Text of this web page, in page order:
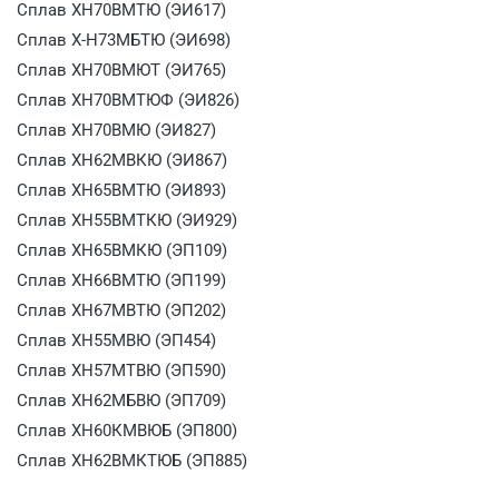
Сплав ХН70ВМТЮ (ЭИ617)
Сплав Х-Н73МБТЮ (ЭИ698)
Сплав ХН70ВМЮТ (ЭИ765)
Сплав ХН70ВМТЮФ (ЭИ826)
Сплав ХН70ВМЮ (ЭИ827)
Сплав ХН62МВКЮ (ЭИ867)
Сплав ХН65ВМТЮ (ЭИ893)
Сплав ХН55ВМТКЮ (ЭИ929)
Сплав ХН65ВМКЮ (ЭП109)
Сплав ХН66ВМТЮ (ЭП199)
Сплав ХН67МВТЮ (ЭП202)
Сплав ХН55МВЮ (ЭП454)
Сплав ХН57МТВЮ (ЭП590)
Сплав ХН62МБВЮ (ЭП709)
Сплав ХН60КМВЮБ (ЭП800)
Сплав ХН62ВМКТЮБ (ЭП885)